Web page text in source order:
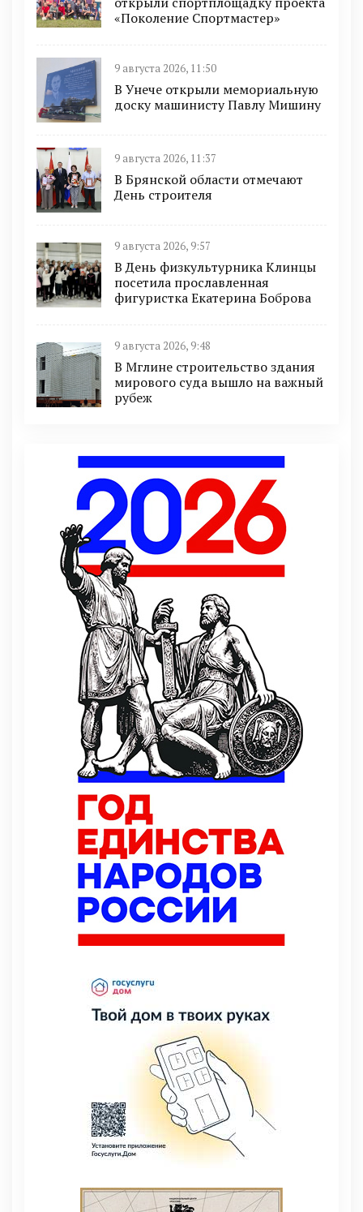
«Поколение Спортмастер»
9 августа 2026, 11:50
В Унече открыли мемориальную
доску машинисту Павлу Мишину
9 августа 2026, 11:37
В Брянской области отмечают
День строителя
9 августа 2026, 9:57
В День физкультурника Клинцы
посетила прославленная
фигуристка Екатерина Боброва
9 августа 2026, 9:48
В Мглине строительство здания
мирового суда вышло на важный
рубеж